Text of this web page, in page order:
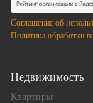
Соглашение об
Политика обработки
Недвижимость
Квартиры